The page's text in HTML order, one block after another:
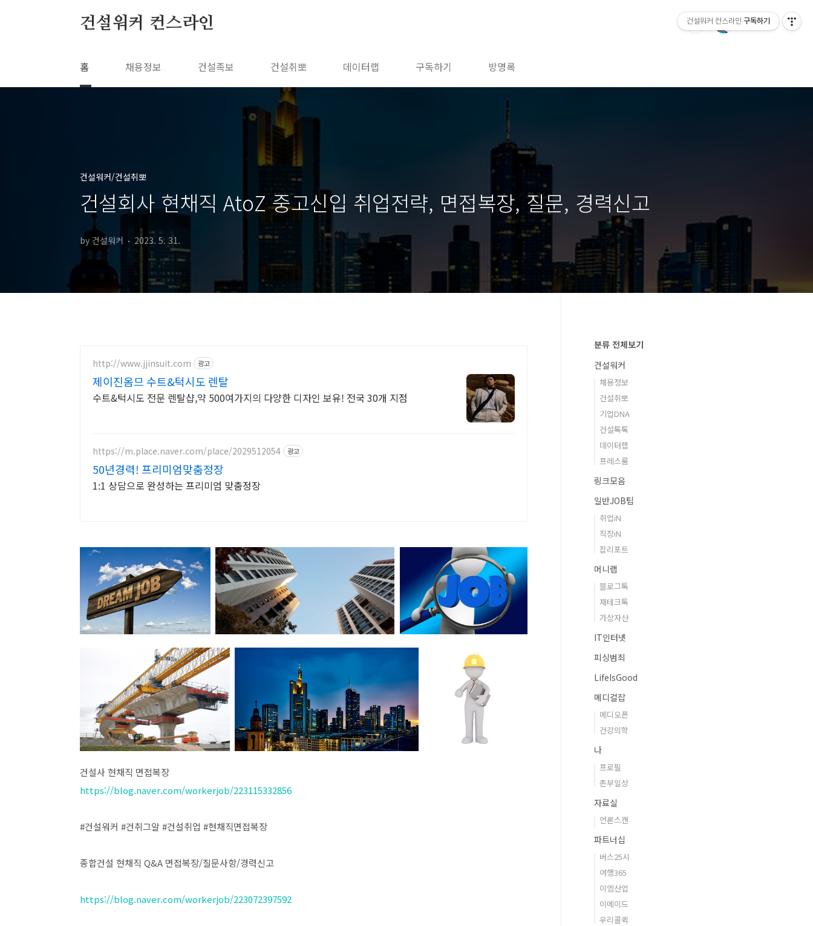
건설워커 컨스라인
홈 채용정보 건설족보 건설취뽀 데이터랩 구독하기 방명록
건설워커/건설취뽀
건설회사 현채직 AtoZ 중고신입 취업전략, 면접복장, 질문, 경력신고
by 건설워커 2023. 5. 31.
http://www.jjinsuit.com 광고
제이진옴므 수트&턱시도 렌탈
수트&턱시도 전문 렌탈샵,약 500여가지의 다양한 디자인 보유! 전국 30개 지점
https://m.place.naver.com/place/2029512054 광고
50년경력! 프리미엄맞춤정장
1:1 상담으로 완성하는 프리미엄 맞춤정장
건설사 현채직 면접복장
https://blog.naver.com/workerjob/223115332856
#건설워커 #건취그알 #건설취업 #현채직면접복장
​종합건설 현채직 Q&A 면접복장/질문사항/경력신고
https://blog.naver.com/workerjob/223072397592
분류 전체보기
건설워커
채용정보
건설취뽀
기업DNA
건설톡톡
데이터랩
프레스룸
링크모음
일반JOB팁
취업iN
직장iN
잡리포트
머니랩
블로그톡
재테크톡
가상자산
IT인터넷
피싱범죄
LifeIsGood
메디컬잡
메디오픈
건강의학
나
프로필
촌부일상
자료실
언론스캔
파트너십
버스25시
여행365
이엠산업
이메이드
우리콜퀵
건설워커 컨스라인 구독하기